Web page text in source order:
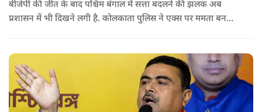
बीजेपी की जीत के बाद पश्चिम बंगाल में सत्ता बदलने की झलक अब
प्रशासन में भी दिखने लगी है. कोलकाता पुलिस ने एक्स पर ममता बनर्जी
संकेत माना जा रहा है.